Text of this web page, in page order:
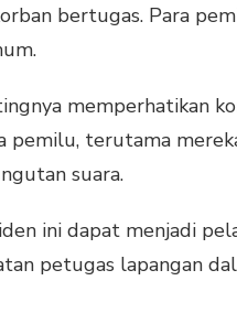
bertugas. Para
memperhatikan
pemilu, terutama
suara.
ini dapat menjadi
petugas lapangan